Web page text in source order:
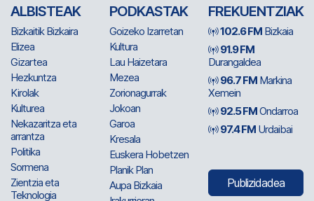
ALBISTEAK
Bizkaitik Bizkaira
Elizea
Gizartea
Hezkuntza
Kirolak
Kulturea
Nekazaritza eta
arrantza
Politika
Sormena
Zientzia eta
Teknologia
PODKASTAK
Goizeko Izarretan
Kultura
Lau Haizetara
Mezea
Zorionagurrak
Jokoan
Garoa
Kresala
Euskera Hobetzen
Planik Plan
Aupa Bizkaia
FREKUENTZIAK
102.6 FM Bizkaia
91.9 FM
Durangaldea
96.7 FM Markina
Xemein
92.5 FMOndarroa
97.4 FM Urdaibai
Publizidadea